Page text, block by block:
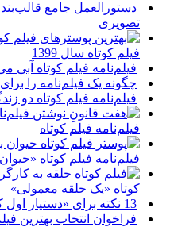
دستورالعمل جامع
تصویری
فیلم کوتاه سال 1399
فیلم‌نامه فیلم کوتاه آبی
چگونه یک فیلم‌نامه را برای
فیلم‌نامه فیلم کوتاه دو
فیلم‌نامه فیلم کوتاه
فیلم‌نامه فیلم کوتاه
کوتاه «یک حلقه معمولی»
13 نکته برای «دستیار اول کارگردان» بهتری بودن
فراخوان انتخاب بهترین فیلم